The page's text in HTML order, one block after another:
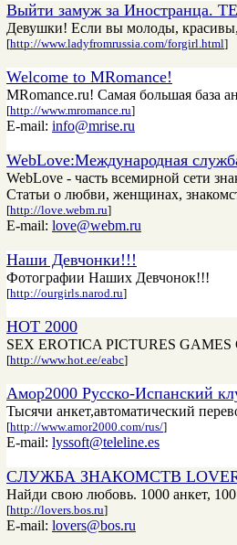
Выйти замуж за Иностранца.
Девушки! Если вы молоды,
[http://www.ladyfromrussia.com/forgirl.html]
Welcome to MRomance!
MRomance.ru! Самая большая база
[http://www.mromance.ru]
E-mail: info@mrise.ru
WebLove:Международная
WebLove - часть всемирной сети
Статьи о любви, женщинах,
[http://love.webm.ru]
E-mail: love@webm.ru
Наши Девчонки!!!
Фотографии Наших Девчонок!!!
[http://ourgirls.narod.ru]
HOT 2000
SEX EROTICA PICTURES
[http://www.hot.ee/eabc]
Амор2000 Русско-Испанский
Тысячи анкет,автоматический
[http://www.amor2000.com/rus/]
E-mail: lyssoft@teleline.es
СЛУЖБА ЗНАКОМСТВ
Найди свою любовь. 1000 анкет,
[http://lovers.bos.ru]
E-mail: lovers@bos.ru